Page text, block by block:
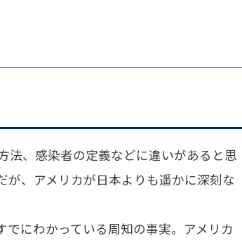
、感染者の定義などに違いがあると思
が、アメリカが日本よりも遥かに深刻な
にわかっている周知の事実。アメリカ